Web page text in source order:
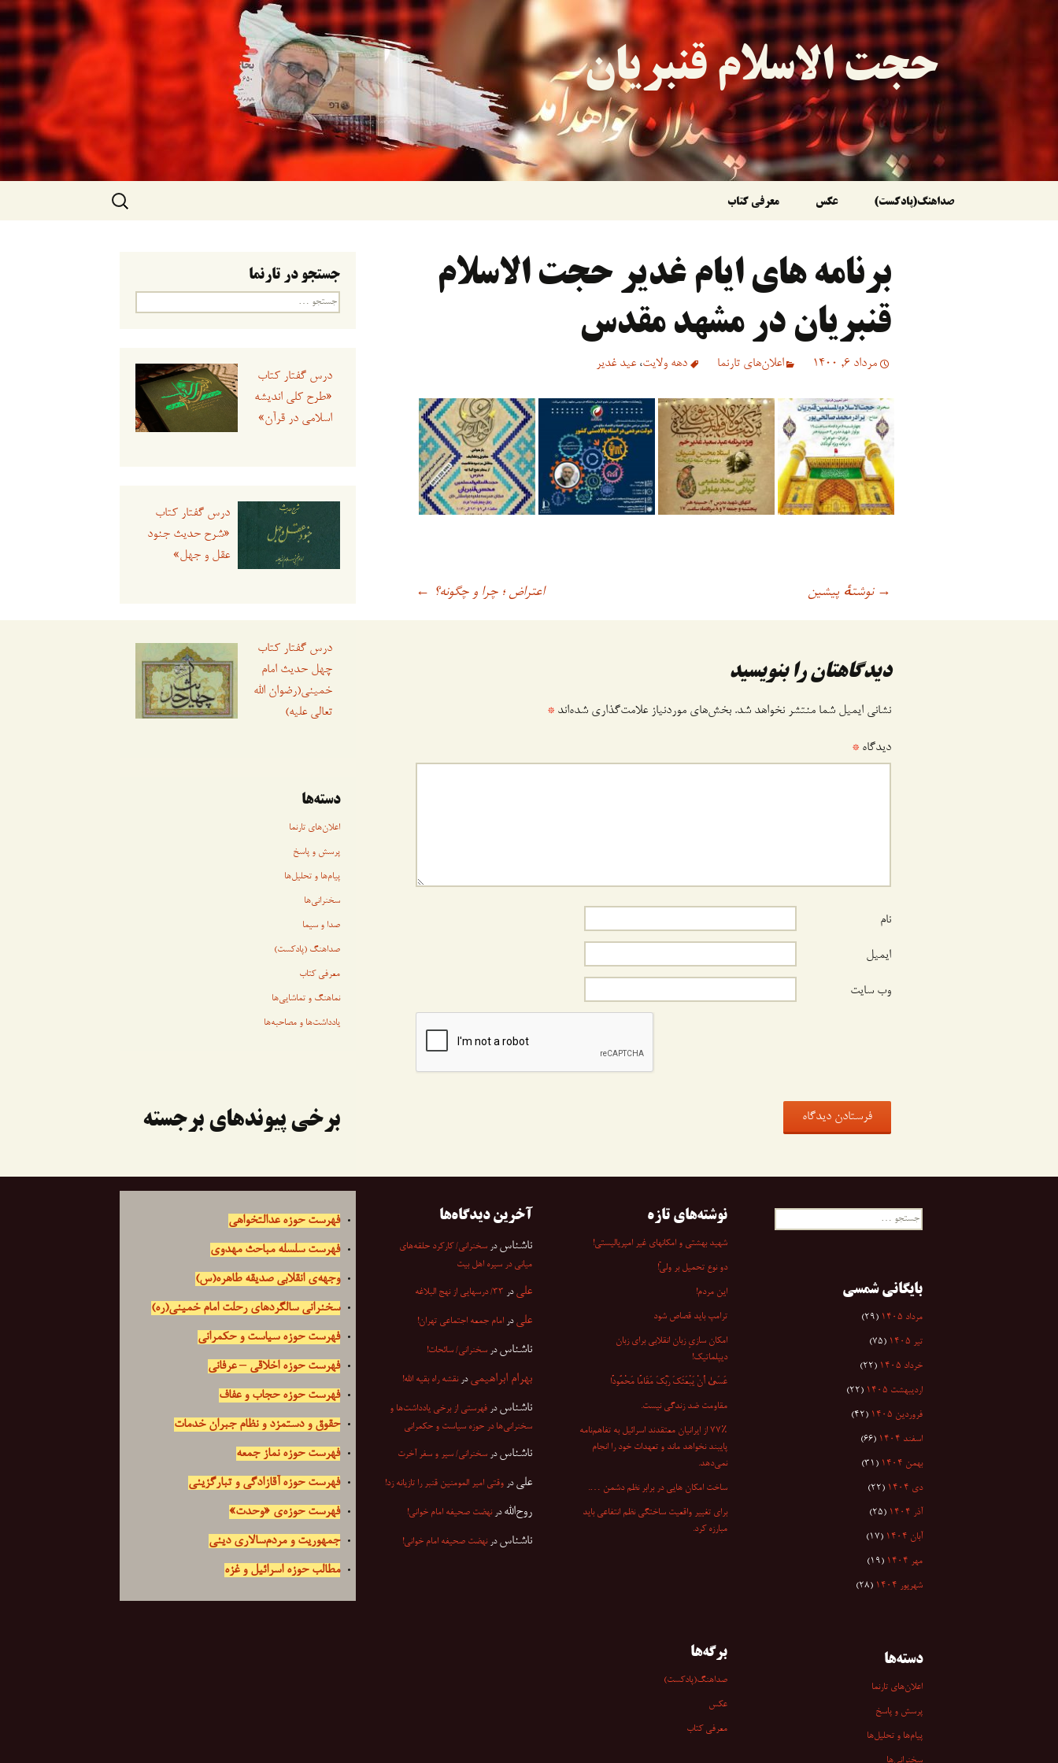
حجت الاسلام قنبریان
رفتن
نوشته‌ها
صداهنگ(پادکست) عکس معرفی کتاب
جستجو
برای:
برنامه های ایام غدیر حجت الاسلام
قنبریان در مشهد مقدس
مرداد 6, 1400 اعلان‌های تارنما دهه ولایت، عید غدیر
→ نوشتهٔ پیشین اعتراض ؛ چرا و چگونه؟ ←
دیدگاهتان را بنویسید
نشانی ایمیل شما منتشر نخواهد شد. بخش‌های موردنیاز علامت‌گذاری شده‌اند *
دیدگاه *
نام
ایمیل
وب‌ سایت
جستجو در تارنما
جستجو
درس گفتار کتاب
«طرح کلی اندیشه
اسلامی در قرآن»
درس گفتار کتاب
«شرح حدیث جنود
عقل و جهل»
درس گفتار کتاب
چهل حدیث امام
خمینی(رضوان الله
تعالی علیه)
دسته‌ها
اعلان‌های تارنما
پرسش و پاسخ
پیام‌ها و تحلیل‌ها
سخنرانی‏‏‌ها
صدا و سیما
صداهنگ (پادکست)
معرفی کتاب
نماهنگ و تماشایی‌ها
یادداشت‌ها و مصاحبه‌ها
برخی پیوندهای برجسته
فهرست حوزه عدالتخواهی
فهرست سلسله مباحث مهدوی
وجهه‌ی انقلابی صدیقه طاهره(س)
سخنرانی سالگردهای رحلت امام خمینی(ره)
فهرست حوزه سیاست و حکمرانی
فهرست حوزه اخلاقی – عرفانی
فهرست حوزه حجاب و عفاف
حقوق و دستمزد و نظام جبران خدمات
فهرست حوزه نماز جمعه
فهرست حوزه آقازادگی و تبارگزینی
فهرست حوزه‌ی «وحدت»
جمهوریت و مردم‌سالاری دینی
مطالب حوزه اسرائیل و غزه
جستجو
نوشته‌های تازه
شهید بهشتی و امکانهای غیر امپریالیستی!
دو نوع تحمیل بر ولیّ!
این مردم!
ترامپ باید قصاص شود
امکان سازیِ زبان انقلابی برای زبان
دیپلماتیک!
عَسَىٰ أَنْ یَبْعَثَکَ رَبُّکَ مَقَامًا مَحْمُودًا
مقاومت ضد زندگی نیست.
۷۷٪ از ایرانیان معتقدند اسرائیل به تفاهم‌نامه
پایبند نخواهد ماند و تعهدات خود را انجام
نمی‌دهد.
ساخت امکان هایی در برابر نظم دشمن ….
برای تغییر واقعیت ساختگی نظم انتفاعی باید
مبارزه کرد.
آخرین دیدگاه‌ها
ناشناس در سخنرانی/ کارکرد حلقه‌های
میانی در سیره اهل بیت
علی در ۳۳/ درسهایی از نهج البلاغه
علی در امام جمعه اجتماعی تهران!
ناشناس در سخنرانی/ سائحات!
بهرام ابراهیمی درنقشه راه بقیه الله!
ناشناس در فهرستی از برخی یادداشت‌ها و
سخنرانی‌ها در حوزه سیاست و حکمرانی
ناشناس در سخنرانی/ سیر و سفر آخرت
علی در وقتی امیر المومنین قنبر را تازیانه زد!
روح‌الله درنهضت صحیفه امام خوانی!
ناشناس درنهضت صحیفه امام خوانی!
بایگانی شمسی
مرداد ۱۴۰۵ (۲۹)
تیر ۱۴۰۵ (۷۵)
خرداد ۱۴۰۵ (۲۲)
اردیبهشت ۱۴۰۵ (۲۲)
فروردین ۱۴۰۵ (۴۲)
اسفند ۱۴۰۴ (۶۶)
بهمن ۱۴۰۴ (۳۱)
دی ۱۴۰۴ (۲۲)
آذر ۱۴۰۴ (۲۵)
آبان ۱۴۰۴ (۱۷)
مهر ۱۴۰۴ (۱۹)
شهریور ۱۴۰۴ (۲۸)
برگه‌ها
صداهنگ(پادکست)
عکس
معرفی کتاب
دسته‌ها
اعلان‌های تارنما
پرسش و پاسخ
پیام‌ها و تحلیل‌ها
سخنرانی‏‏‌ها